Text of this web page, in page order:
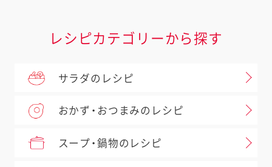
レシピカテゴリーから探す
サラダのレシピ
おかず・おつまみのレシピ
スープ・鍋物のレシピ